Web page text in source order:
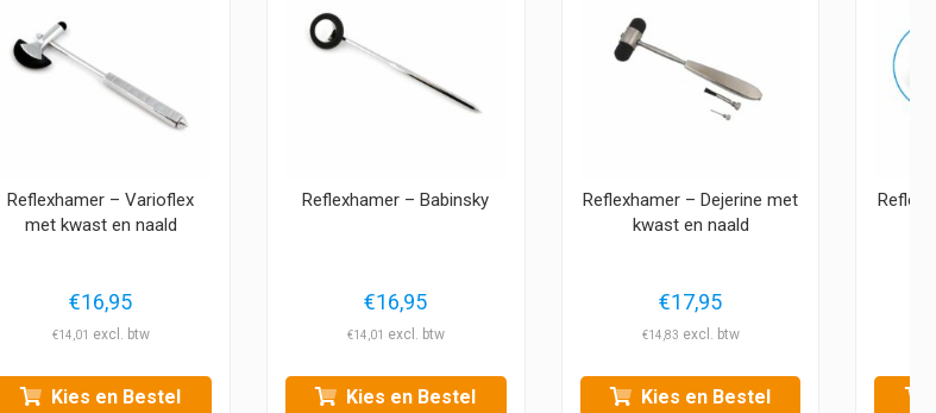
Reflexhamer – Varioflex
met kwast en naald
€16,95
€14,01
Kies en Bestel
Reflexhamer – Babinsky
€16,95
€14,01
Kies en Bestel
Reflexhamer – Dejerine met
kwast en naald
€17,95
€14,83
Kies en Bestel